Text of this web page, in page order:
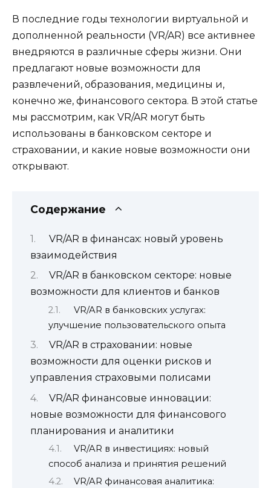
В последние годы технологии виртуальной и
дополненной реальности (VR/AR) все активнее
внедряются в различные сферы жизни. Они
предлагают новые возможности для
развлечений, образования, медицины и,
конечно же, финансового сектора. В этой статье
мы рассмотрим, как VR/AR могут быть
использованы в банковском секторе и
страховании, и какие новые возможности они
открывают.
Содержание
VR/AR в финансах: новый уровень
взаимодействия
VR/AR в банковском секторе: новые
возможности для клиентов и банков
VR/AR в банковских услугах:
улучшение пользовательского опыта
VR/AR в страховании: новые
возможности для оценки рисков и
управления страховыми полисами
VR/AR финансовые инновации:
новые возможности для финансового
планирования и аналитики
VR/AR в инвестициях: новый
способ анализа и принятия решений
VR/AR финансовая аналитика: